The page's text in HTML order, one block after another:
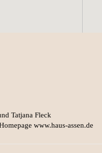
Tatjana Fleck
www.haus-assen.de